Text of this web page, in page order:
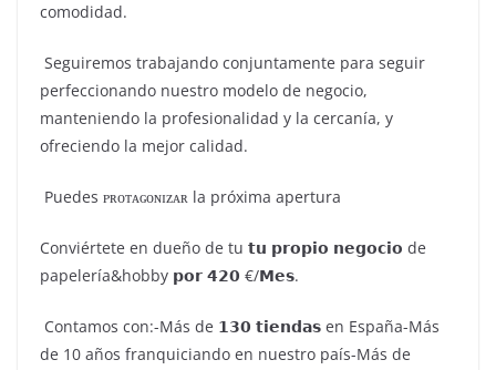
comodidad.
Seguiremos trabajando conjuntamente para seguir
perfeccionando nuestro modelo de negocio,
manteniendo la profesionalidad y la cercanía, y
ofreciendo la mejor calidad.
Puedes ᴘʀᴏᴛᴀɢᴏɴɪᴢᴀʀ la próxima apertura
Conviértete en dueño de tu 𝘁𝘂 𝗽𝗿𝗼𝗽𝗶𝗼 𝗻𝗲𝗴𝗼𝗰𝗶𝗼 de
papelería&hobby 𝗽𝗼𝗿 𝟰𝟮𝟬 €/𝗠𝗲𝘀.
Contamos con:-Más de 𝟭𝟯𝟬 𝘁𝗶𝗲𝗻𝗱𝗮𝘀 en España-Más
de 10 años franquiciando en nuestro país-Más de